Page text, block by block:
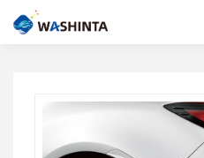
Mix Color Online